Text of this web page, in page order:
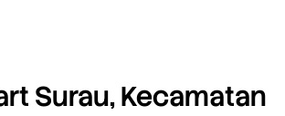
Surau, Kecamatan